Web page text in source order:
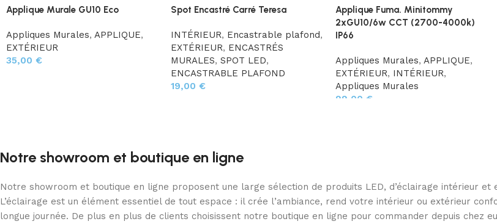
Applique Murale GU10 Eco
Appliques Murales, APPLIQUE,
EXTÉRIEUR
35,00 €
Spot Encastré Carré Teresa
INTÉRIEUR, Encastrable plafond,
EXTÉRIEUR, ENCASTRÉS
MURALES, SPOT LED,
ENCASTRABLE PLAFOND
19,00 €
Applique Fuma. Minitommy
2xGU10/6w CCT (2700-4000k)
IP66
Appliques Murales, APPLIQUE,
EXTÉRIEUR, INTÉRIEUR,
Appliques Murales
99,00 €
Notre showroom et boutique en ligne
Notre showroom et boutique en ligne proposent une large sélection de produits LED, d’éclairage intérieur et
L’éclairage est un élément essentiel de tout espace : il crée l’ambiance, rend votre intérieur ou extérieur
longue journée. De plus en plus de clients choisissent notre boutique en ligne pour commander depuis